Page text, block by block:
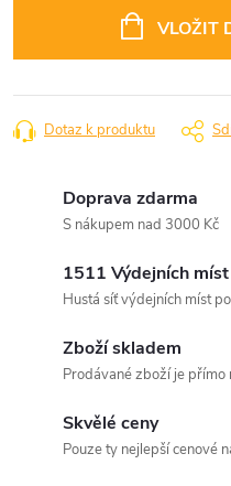
VLOŽIT
Dotaz k produktu
Doprava zdarma
S nákupem nad 3000 Kč
1511 Výdejních míst
Hustá síť výdejních míst
Zboží skladem
Prodávané zboží je přímo
Skvělé ceny
Pouze ty nejlepší cenové